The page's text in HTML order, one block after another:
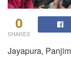
0
SHARES
Jayapura,